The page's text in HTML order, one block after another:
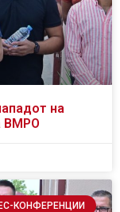
на
ВМРО
КОНФЕРЕНЦИИ